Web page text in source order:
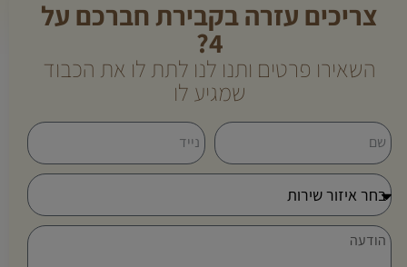
צריכים עזרה בקבירת חברכם על
4?
השאירו פרטים ותנו לנו לתת לו את הכבוד
שמגיע לו